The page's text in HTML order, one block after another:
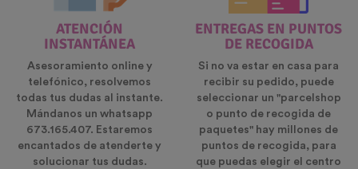
ATENCIÓN
INSTANTÁNEA
Asesoramiento online y
telefónico, resolvemos
todas tus dudas al instante.
Mándanos un whatsapp
673.165.407. Estaremos
encantados de atenderte y
solucionar tus dudas.
ENTREGAS EN PUNTOS
DE RECOGIDA
Si no va estar en casa para
recibir su pedido, puede
seleccionar un "parcelshop
o punto de recogida de
paquetes" hay millones de
puntos de recogida, para
que puedas elegir el centro